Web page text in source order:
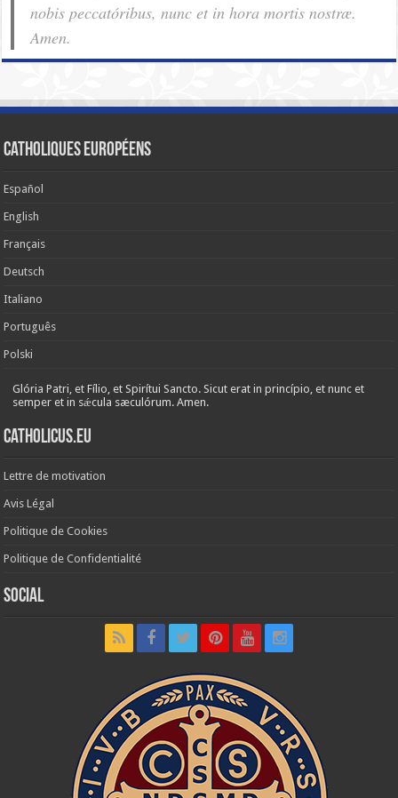
nobis pec­ca­tóribus, nunc et in hora mortis nostræ.
Amen.
Catholiques européens
Español
English
Français
Deutsch
Italiano
Português
Polski
Glória Patri, et Fílio, et Spirítui Sancto. Sicut erat in princípio, et nunc et
semper et in sǽcula sæculórum. Amen.
Catholicus.eu
Lettre de motivation
Avis Légal
Politique de Cookies
Politique de Confidentialité
Social